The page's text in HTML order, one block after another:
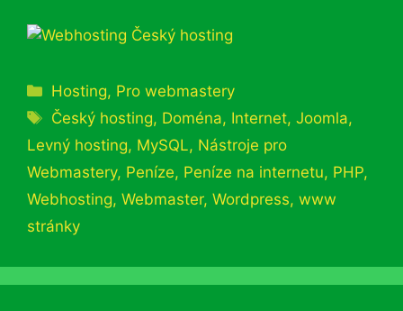
Rubriky
Hosting, Pro webmastery
Štítky
Český hosting, Doména, Internet,Joomla,
Levný hosting, MySQL, Nástroje pro
Webmastery, Peníze, Peníze na internetu, PHP,
Webhosting, Webmaster, Wordpress, www
stránky